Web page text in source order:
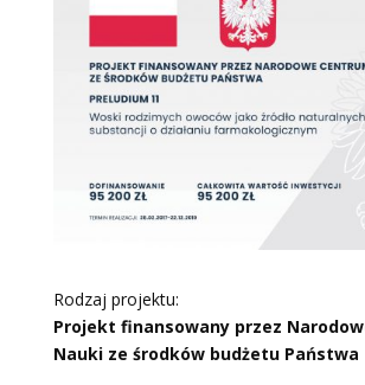
Rodzaj projektu:
Projekt finansowany przez
Nauki ze środków budżetu Państwa